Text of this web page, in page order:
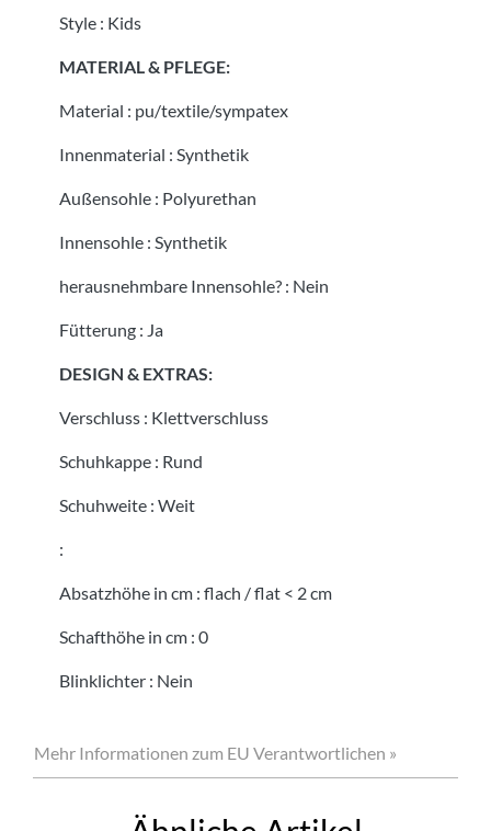
Style : Kids
MATERIAL & PFLEGE:
Material : pu/textile/sympatex
Innenmaterial : Synthetik
Außensohle : Polyurethan
Innensohle : Synthetik
herausnehmbare Innensohle? : Nein
Fütterung : Ja
DESIGN & EXTRAS:
Verschluss : Klettverschluss
Schuhkappe : Rund
Schuhweite : Weit
:
Absatzhöhe in cm : flach / flat < 2 cm
Schafthöhe in cm : 0
Blinklichter : Nein
Mehr Informationen zum EU Verantwortlichen »